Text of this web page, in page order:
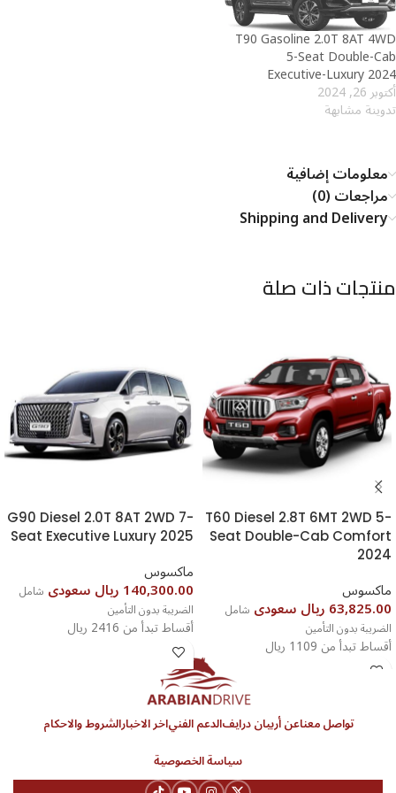
T90 Gasoline 2.0T 8AT 4WD
5-Seat Double-Cab
Executive-Luxury 2024
أكتوبر 26, 2024
تدوينة مشابهة
معلومات إضافية
مراجعات (0)
Shipping and Delivery
منتجات ذات صلة
T60 Diesel 2.8T 6MT 2WD 5-
Seat Double-Cab Comfort
2024
ماكسوس
63,825.00 ريال سعودى
شامل
الضريبة بدون التأمين
أقساط تبدأ من 1109 ريال
G90 Diesel 2.0T 8AT 2WD 7-
Seat Executive Luxury 2025
ماكسوس
140,300.00 ريال سعودى
شامل
الضريبة بدون التأمين
أقساط تبدأ من 2416 ريال
تواصل معناعن أربيان درايفالدعم الفنياخر الاخبارالشروط والاحكام
سياسة الخصوصية